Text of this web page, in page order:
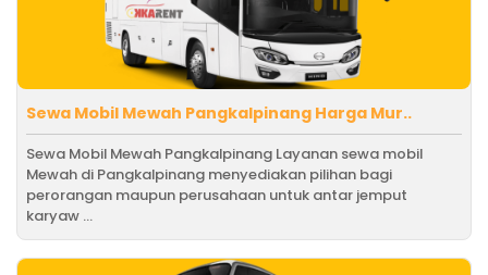
Sewa Mobil Mewah Pangkalpinang Harga Mur..
Sewa Mobil Mewah Pangkalpinang Layanan sewa mobil
Mewah di Pangkalpinang menyediakan pilihan bagi
perorangan maupun perusahaan untuk antar jemput
karyaw ...